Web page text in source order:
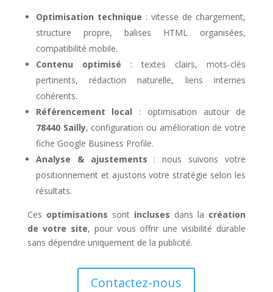
Optimisation technique : vitesse de chargement,
structure propre, balises HTML organisées,
compatibilité mobile.
Contenu optimisé : textes clairs, mots-clés
pertinents, rédaction naturelle, liens internes
cohérents.
Référencement local : optimisation autour de
78440 Sailly, configuration ou amélioration de votre
fiche Google Business Profile.
Analyse & ajustements : nous suivons votre
positionnement et ajustons votre stratégie selon les
résultats.
Ces optimisations sont incluses dans la création
de votre site, pour vous offrir une visibilité durable
sans dépendre uniquement de la publicité.
Contactez-nous